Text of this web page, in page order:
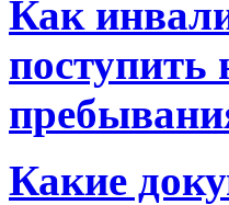
Как
поступить
Какие